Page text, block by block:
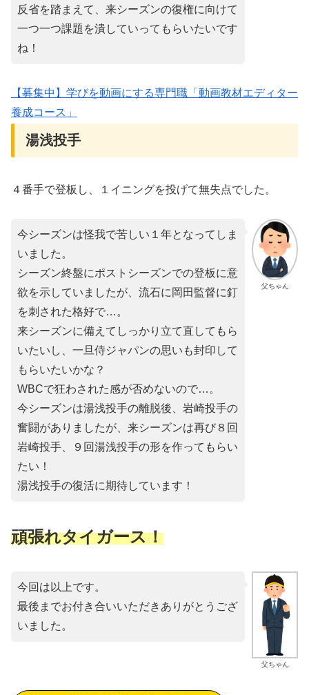
反省を踏まえて、来シーズンの復権に向けて
一つ一つ課題を潰していってもらいたいです
ね！
【募集中】学びを動画にする専門職「動画教材エディター
養成コース」
湯浅投手
４番手で登板し、１イニングを投げて無失点でした。
父ちゃん
今シーズンは怪我で苦しい１年となってしま
いました。
シーズン終盤にポストシーズンでの登板に意
欲を示していましたが、流石に岡田監督に釘
を刺された格好で…。
来シーズンに備えてしっかり立て直してもら
いたいし、一旦侍ジャパンの思いも封印して
もらいたいかな？
WBCで狂わされた感が否めないので…。
今シーズンは湯浅投手の離脱後、岩崎投手の
奮闘がありましたが、来シーズンは再び８回
岩崎投手、９回湯浅投手の形を作ってもらい
たい！
湯浅投手の復活に期待しています！
頑張れタイガース！
父ちゃん
今回は以上です。
最後までお付き合いいただきありがとうござ
いました。